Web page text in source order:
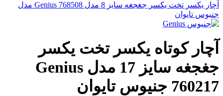
آچار یکسر تخت یکسر جغجغه سایز 8 مدل Genius 768508 مدل
جنیوس تایوان
آچار کوتاه یکسر تخت یکسر
جغجغه سایز 17 مدل Genius
760217 جنیوس تایوان